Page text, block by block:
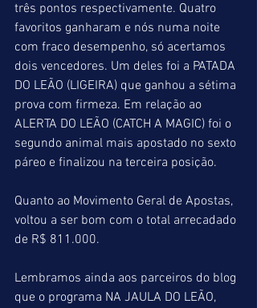
três pontos respectivamente. Quatro
favoritos ganharam e nós numa noite
com fraco desempenho, só acertamos
dois vencedores. Um deles foi a PATADA
DO LEÃO (LIGEIRA) que ganhou a sétima
prova com firmeza. Em relação ao
ALERTA DO LEÃO (CATCH A MAGIC) foi o
segundo animal mais apostado no sexto
páreo e finalizou na terceira posição.
Quanto ao Movimento Geral de Apostas,
voltou a ser bom com o total arrecadado
de R$ 811.000.
Lembramos ainda aos parceiros do blog
que o programa NA JAULA DO LEÃO,